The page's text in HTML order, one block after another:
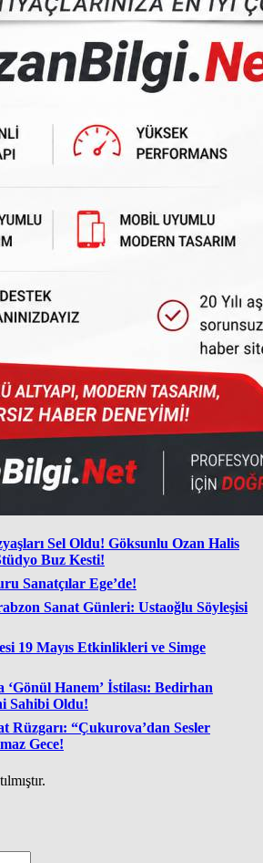
Sel Oldu! Göksunlu Ozan Halis
Buz Kesti!
Sanatçılar Ege’de!
Sanat Günleri: Ustaoğlu Söyleşisi
19 Mayıs Etkinlikleri ve Simge
‘Gönül Hanem’ İstilası: Bedirhan
Sahibi Oldu!
Rüzgarı: “Çukurova’dan Sesler
Gece!